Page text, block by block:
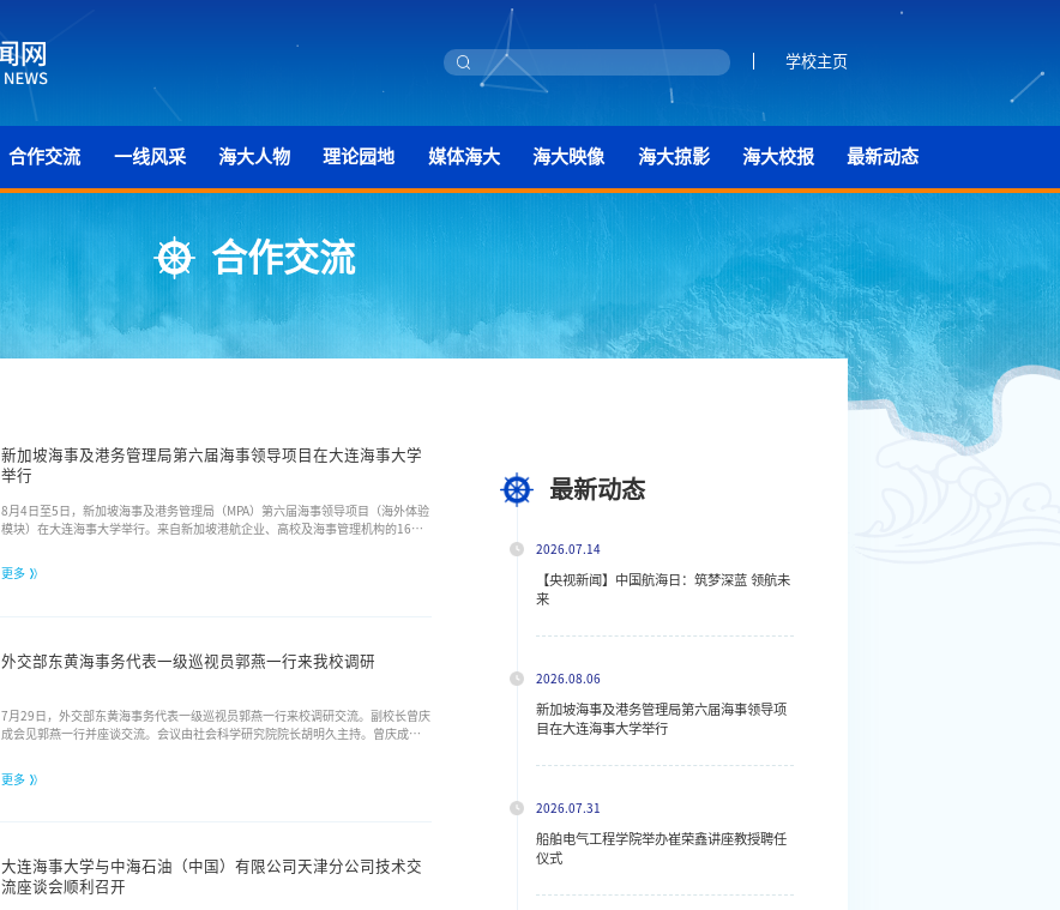
学校主页
合作交流 一线风采 海大人物 理论园地 媒体海大 海大映像 海大掠影 海大校报 最新动态
合作交流
新加坡海事及港务管理局第六届海事领导项目在大连海事大学
举行
8月4日至5日，新加坡海事及港务管理局（MPA）第六届海事领导项目（海外体验
模块）在大连海事大学举行。来自新加坡港航企业、高校及海事管理机构的16名
月4日上午，项目开班仪式在赵朱木兰师生交流中心二楼举行，大连海事大学副校
更多
外交部东黄海事务代表一级巡视员郭燕一行来我校调研
7月29日，外交部东黄海事务代表一级巡视员郭燕一行来校调研交流。副校长曾庆
成会见郭燕一行并座谈交流。会议由社会科学研究院院长胡明久主持。曾庆成对
育建设情况。他表示，学校始终立足海洋强国、交通强国战略布局，深耕海洋法
更多
大连海事大学与中海石油（中国）有限公司天津分公司技术交
流座谈会顺利召开
最新动态
2026.07.14
【央视新闻】中国航海日：筑梦深蓝 领航未
来
2026.08.06
新加坡海事及港务管理局第六届海事领导项
目在大连海事大学举行
2026.07.31
船舶电气工程学院举办崔荣鑫讲座教授聘任
仪式